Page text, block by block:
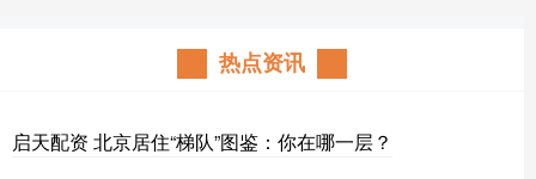
热点资讯
启天配资 北京居住“梯队”图鉴：你在哪一层？